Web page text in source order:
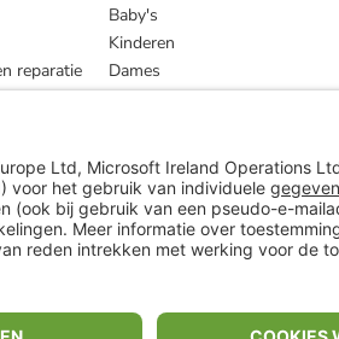
reparatie
Baby's
Kinderen
Dames
Heren
zijn inclusief belasting en exclusief verzendkosten
een minimale bestelwaarde van €15.